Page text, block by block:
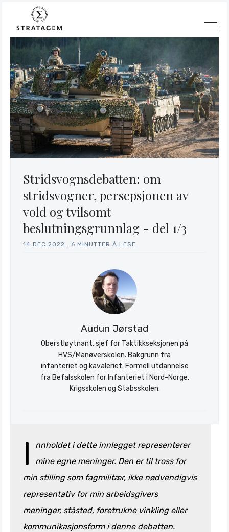
Søk
Stridsvognsdebatten: om
stridsvogner, persepsjonen av
vold og tvilsomt
beslutningsgrunnlag - del 1/3
14.DEC.2022 6 MINUTTER Å LESE
Audun Jørstad
Oberstløytnant, sjef for Taktikkseksjonen på
HVS/Manøverskolen. Bakgrunn fra
infanteriet og kavaleriet. Formell utdannelse
fra Befalsskolen for Infanteriet i Nord-Norge,
Krigsskolen og Stabsskolen.
I
nnholdet i dette innlegget representerer
mine egne meninger. Den er til tross for
min stilling som fagmilitær, ikke nødvendigvis
representativ for min arbeidsgivers
meninger, ståsted, foretrukne vinkling eller
kommunikasjonsform i denne debatten.